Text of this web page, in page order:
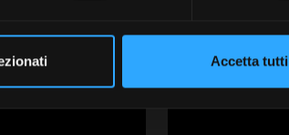
Accetta tutti